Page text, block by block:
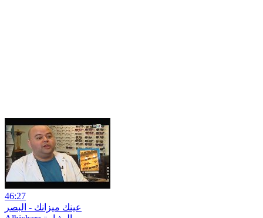
46:27
عينك ميزانك - البصر